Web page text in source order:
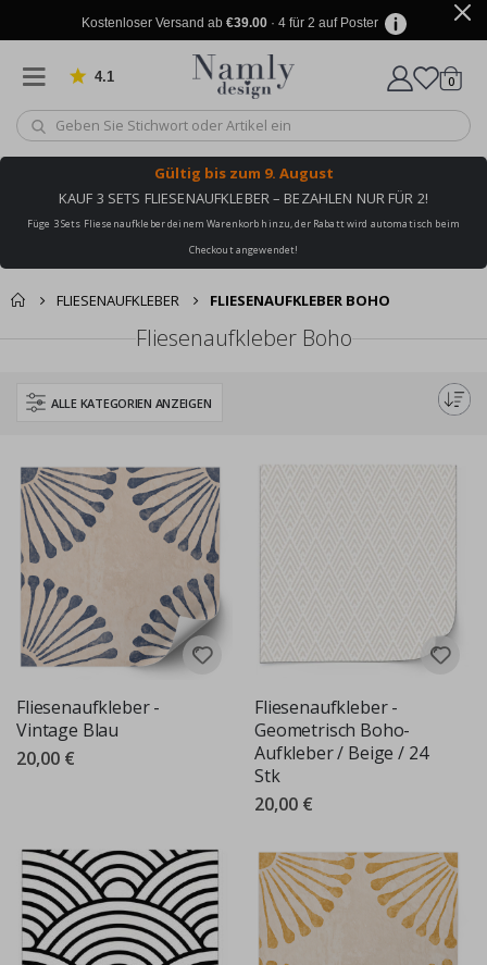
Kostenloser Versand ab €39.00· 4 für 2 auf Poster
4.1 von 1030 Bewertungen
Wagen
0
Gültig bis zum 9. August
KAUF 3 SETS FLIESENAUFKLEBER – BEZAHLEN NUR FÜR 2!
Füge 3 Sets Fliesenaufkleber deinem Warenkorb hinzu, der Rabatt wird automatisch beim
Checkout angewendet!
FLIESENAUFKLEBER FLIESENAUFKLEBER BOHO
Fliesenaufkleber Boho
ALLE KATEGORIEN ANZEIGEN
Fliesenaufkleber -
Vintage Blau
20,00 €
Fliesenaufkleber -
Geometrisch Boho-
Aufkleber / Beige / 24
Stk
20,00 €